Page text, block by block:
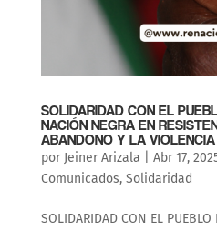
SOLIDARIDAD CON EL
NACIÓN NEGRA EN
ABANDONO Y LA VIOLENCIA
por Jeiner Arizala Abr 17,
Comunicados, Solidaridad
SOLIDARIDAD CON EL